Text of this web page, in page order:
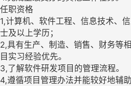
任职资格
1,计算机、软件工程、信息技术、
士及以上学历；
2,具有生产、制造、销售、财务等
目实习经验优先。
3,了解软件研发项目的管理流程。
4,遵循项目管理办法并能较好地辅